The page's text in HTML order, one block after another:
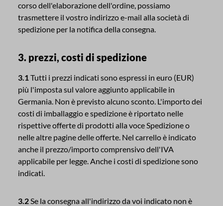
corso dell'elaborazione dell'ordine, possiamo
trasmettere il vostro indirizzo e-mail alla società di
spedizione per la notifica della consegna.
3. prezzi, costi di spedizione
3.1Tutti i prezzi indicati sono espressi in euro (EUR)
più l'imposta sul valore aggiunto applicabile in
Germania. Non è previsto alcuno sconto. L'importo dei
costi di imballaggio e spedizione è riportato nelle
rispettive offerte di prodotti alla voce Spedizione o
nelle altre pagine delle offerte. Nel carrello è indicato
anche il prezzo/importo comprensivo dell'IVA
applicabile per legge. Anche i costi di spedizione sono
indicati.
3.2Se la consegna all'indirizzo da voi indicato non è